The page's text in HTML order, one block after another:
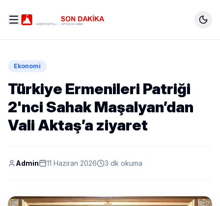
Ekonomi
Türkiye Ermenileri Patriği
2'nci Sahak Maşalyan’dan
Vali Aktaş’a ziyaret
Admin 11 Haziran 2026 3 dk okuma